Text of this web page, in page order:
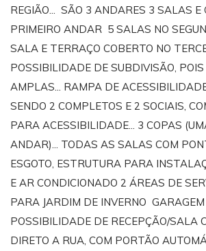
REGIÃO... SÃO 3 ANDARES 3 SALAS E
PRIMEIRO ANDAR 5 SALAS NO
SALA E TERRAÇO COBERTO NO
POSSIBILIDADE DE SUBDIVISÃO,
AMPLAS... RAMPA DE
SENDO 2 COMPLETOS E 2 SOCIAIS,
PARA ACESSIBILIDADE... 3 COPAS
ANDAR)... TODAS AS SALAS COM
ESGOTO, ESTRUTURA PARA
E AR CONDICIONADO 2 ÁREAS DE
PARA JARDIM DE INVERNO GARAGEM
POSSIBILIDADE DE RECEPÇÃO/SALA
DIRETO A RUA, COM PORTÃO